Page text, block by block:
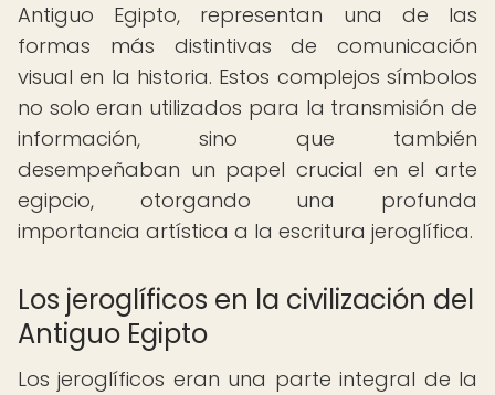
Antiguo Egipto, representan una de las
formas más distintivas de comunicación
visual en la historia. Estos complejos símbolos
no solo eran utilizados para la transmisión de
información, sino que también
desempeñaban un papel crucial en el arte
egipcio, otorgando una profunda
importancia artística a la escritura jeroglífica.
Los jeroglíficos en la civilización del
Antiguo Egipto
Los jeroglíficos eran una parte integral de la